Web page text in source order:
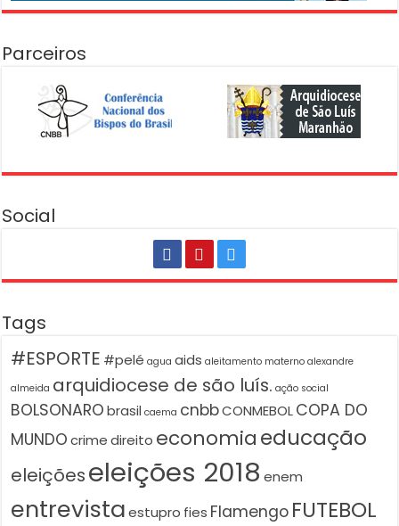
Parceiros
Social
Tags
#ESPORTE #pelé agua aids aleitamento materno alexandre
almeida arquidiocese de são luís. ação social
BOLSONARO brasil caema cnbbCONMEBOLCOPA DO
MUNDO crime direito economiaeducação
eleiçõeseleições 2018 enem
entrevista estupro fies Flamengo FUTEBOL